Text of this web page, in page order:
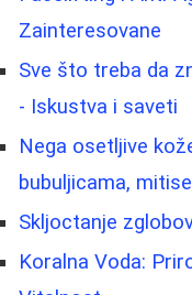
Zainteresovane
Sve što treba da
- Iskustva i saveti
Nega osetljive
bubuljicama,
Skljoctanje
Koralna Voda: